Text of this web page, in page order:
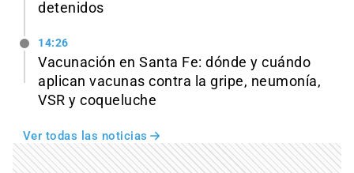
detenidos
14:26
Vacunación en Santa Fe: dónde y cuándo
aplican vacunas contra la gripe, neumonía,
VSR y coqueluche
Ver todas las noticias